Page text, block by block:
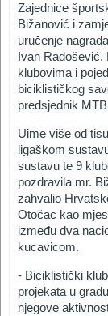
Zajednice
Bižanović i
uručenje
Ivan Radošević.
klubovima i
biciklističkog
predsjednik
Uime više od
ligaškom
sustavu te 9
pozdravila mr.
zahvalio
Otočac kao
između dva
kucavicom.
- Biciklistički
projekata u
njegove